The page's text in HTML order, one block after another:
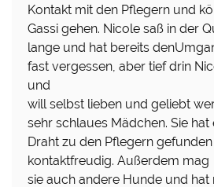
Kontakt mit den Pflegern und
Gassi gehen. Nicole saß in der
lange und hat bereits
fast vergessen, aber tief drin
und
will selbst lieben und geliebt
sehr schlaues Mädchen. Sie
Draht zu den Pflegern
kontaktfreudig. Außerdem mag
sie auch andere Hunde und hat